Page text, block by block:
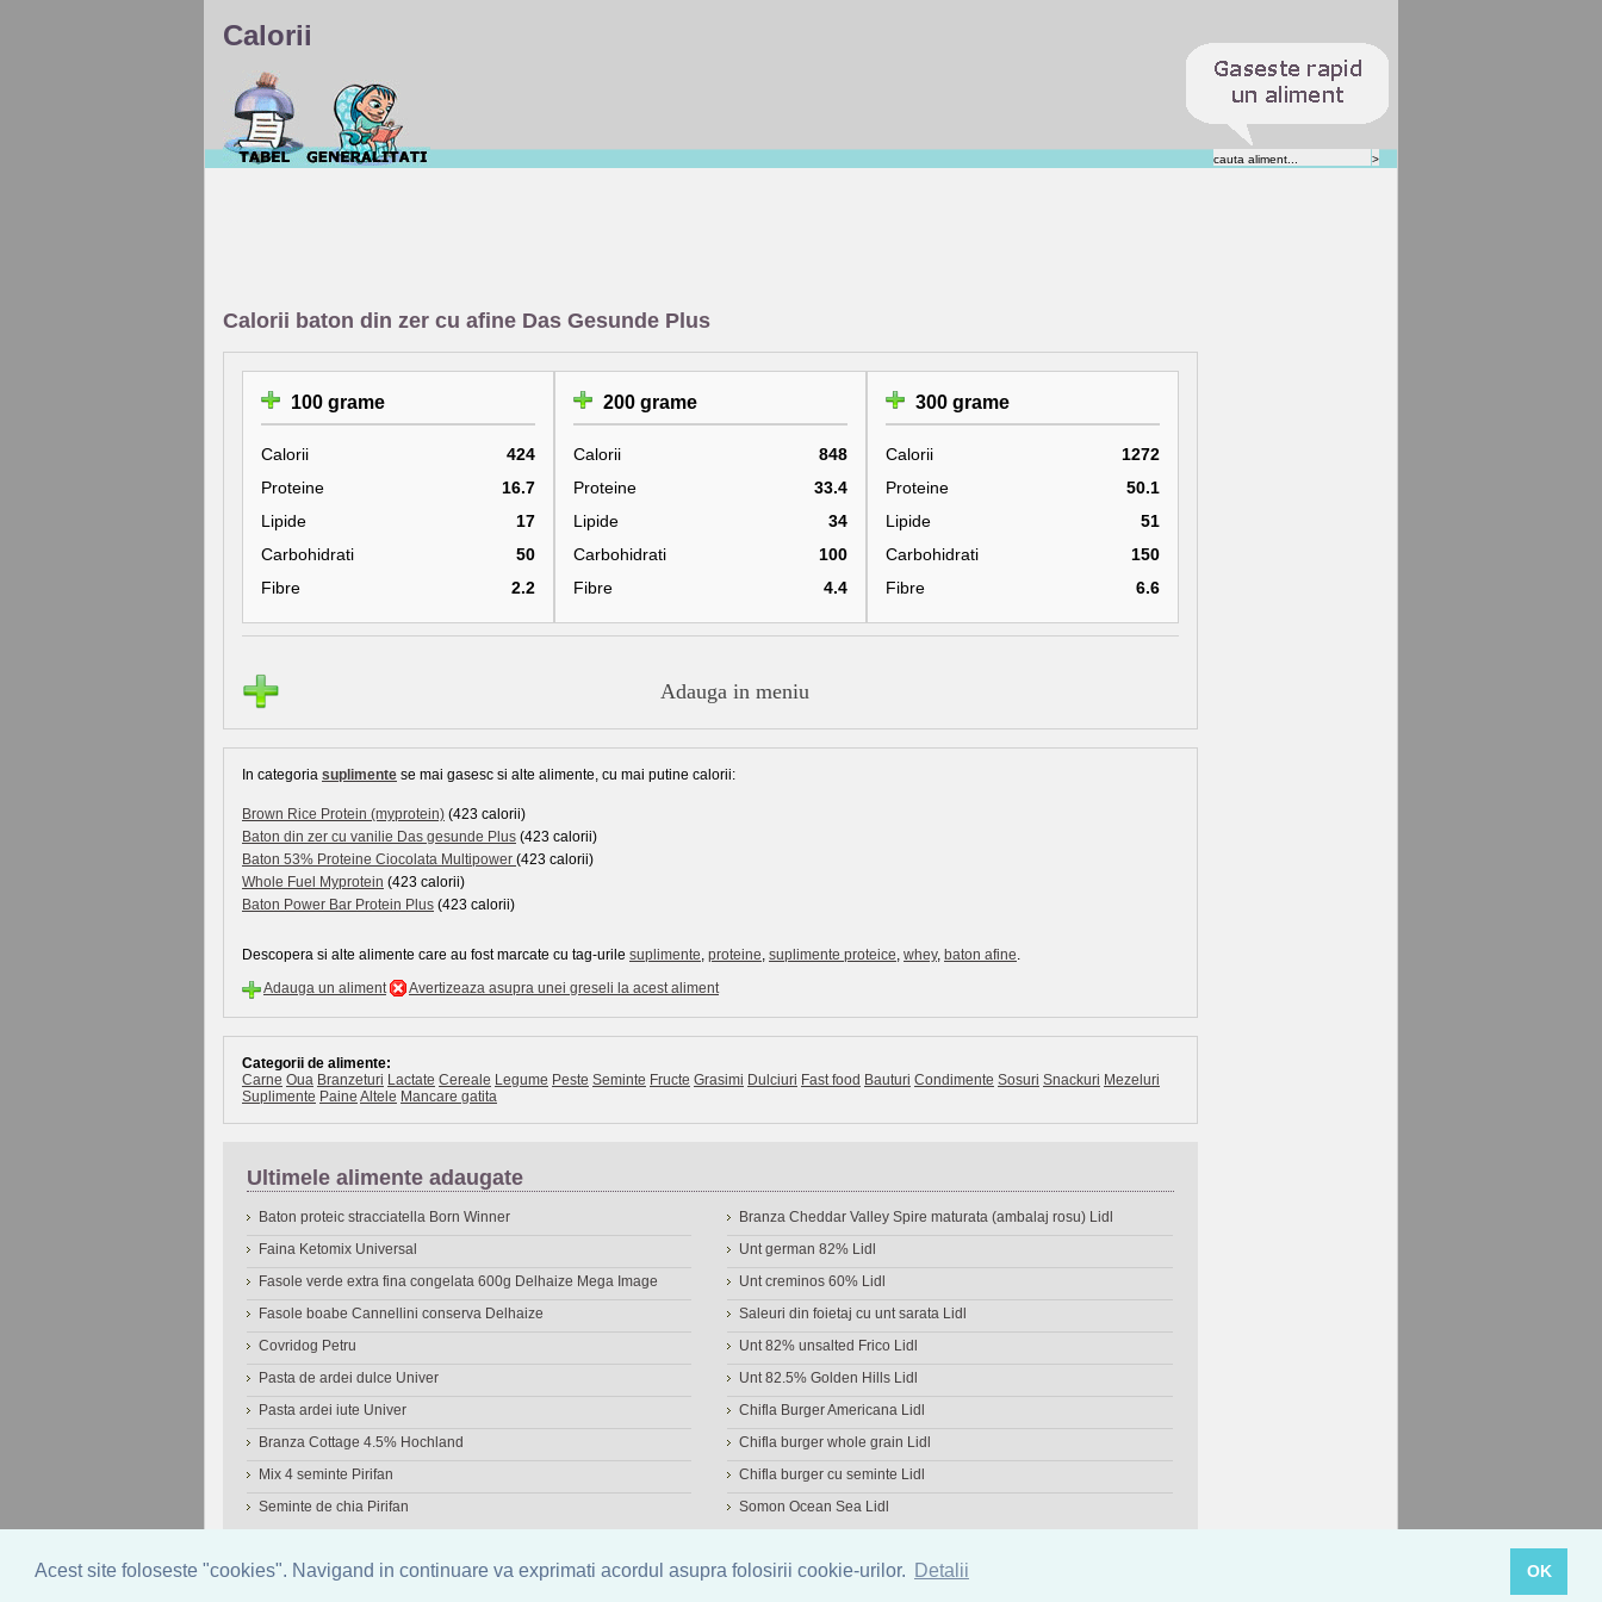
Acest site foloseste "cookies". Navigand in continuare va exprimati acordul asupra folosirii cookie-urilor. Detalii OK
Calorii
Calorii baton din zer cu afine Das Gesunde Plus
100 grame
Calorii
424
Proteine
16.7
Lipide
17
Carbohidrati
50
Fibre
2.2
200 grame
Calorii
848
Proteine
33.4
Lipide
34
Carbohidrati
100
Fibre
4.4
300 grame
Calorii
1272
Proteine
50.1
Lipide
51
Carbohidrati
150
Fibre
6.6
Adauga in meniu
In categoria suplimente se mai gasesc si alte alimente, cu mai putine calorii:
Brown Rice Protein (myprotein) (423 calorii)
Baton din zer cu vanilie Das gesunde Plus (423 calorii)
Baton 53% Proteine Ciocolata Multipower (423 calorii)
Whole Fuel Myprotein (423 calorii)
Baton Power Bar Protein Plus (423 calorii)
Descopera si alte alimente care au fost marcate cu tag-urile suplimente, proteine, suplimente proteice, whey, baton afine.
Adauga un aliment
Avertizeaza asupra unei greseli la acest aliment
Categorii de alimente:
Carne Oua Branzeturi Lactate Cereale Legume Peste Seminte Fructe Grasimi Dulciuri Fast food Bauturi Condimente Sosuri Snackuri Mezeluri
Suplimente Paine Altele Mancare gatita
Ultimele alimente adaugate
Baton proteic stracciatella Born Winner
Faina Ketomix Universal
Fasole verde extra fina congelata 600g Delhaize Mega Image
Fasole boabe Cannellini conserva Delhaize
Covridog Petru
Pasta de ardei dulce Univer
Pasta ardei iute Univer
Branza Cottage 4.5% Hochland
Mix 4 seminte Pirifan
Seminte de chia Pirifan
Branza Cheddar Valley Spire maturata (ambalaj rosu) Lidl
Unt german 82% Lidl
Unt creminos 60% Lidl
Saleuri din foietaj cu unt sarata Lidl
Unt 82% unsalted Frico Lidl
Unt 82.5% Golden Hills Lidl
Chifla Burger Americana Lidl
Chifla burger whole grain Lidl
Chifla burger cu seminte Lidl
Somon Ocean Sea Lidl
© 2006-2026 OneDen.com|Cautare avansata de alimente | Calculator calorii| Calorii consumate|IMC